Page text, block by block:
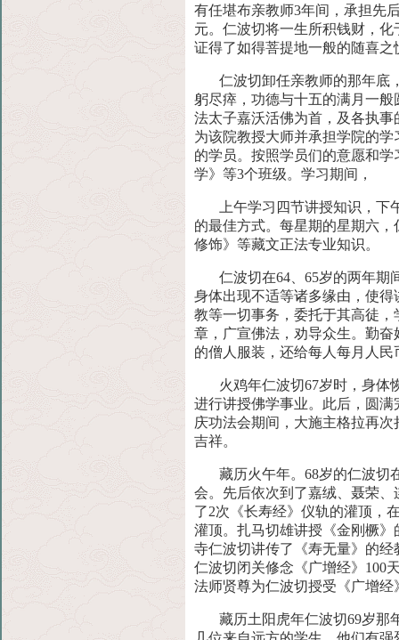
有任堪布亲教师3年间，承担先
元。仁波切将一生所积钱财，
证得了如得菩提地一般的随喜之
仁波切卸任亲教师的那年底
躬尽瘁，功德与十五的满月一般
法太子嘉沃活佛为首，及各执
为该院教授大师并承担学院的
的学员。按照学员们的意愿和
学》等3个班级。学习期间，
上午学习四节讲授知识，
的最佳方式。每星期的星期六，
修饰》等藏文正法专业知识。
仁波切在64、65岁的两年期
身体出现不适等诸多缘由，使得
教等一切事务，委托于其高徒
章，广宣佛法，劝导众生。勤
的僧人服装，还给每人每月人民
火鸡年仁波切67岁时，身体
进行讲授佛学事业。此后，圆满
庆功法会期间，大施主格拉再
吉祥。
藏历火午年。68岁的仁波切
会。先后依次到了嘉绒、聂荣、
了2次《长寿经》仪轨的灌顶，
灌顶。扎马切雄讲授《金刚橛
寺仁波切讲传了《寿无量》的
仁波切闭关修念《广增经》100
法师贤尊为仁波切授受《广增经
藏历土阳虎年仁波切69岁那